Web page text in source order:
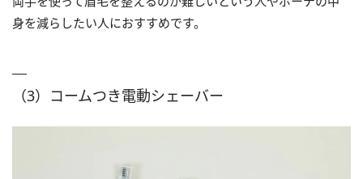
身を減らしたい人におすすめです。
（3）コームつき電動シェーバー